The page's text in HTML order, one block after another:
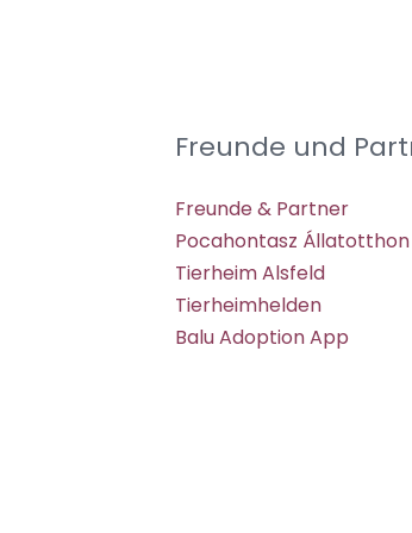
Freunde und
Freunde & Partner
Pocahontasz Állatotthon
Tierheim Alsfeld
Tierheimhelden
Balu Adoption App